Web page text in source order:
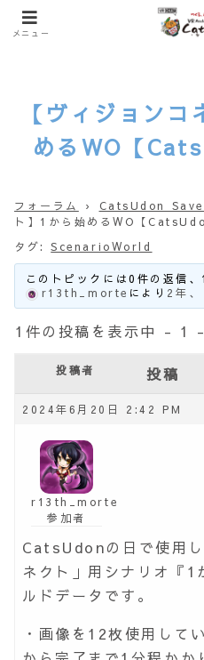
【ヴィジョン
めるWO【
フォーラム › CatsUdon
ト】1から始めるWO【
タグ:ScenarioWorld
このトピックには0件の返信
r13th_morte により 2年
1件の投稿を表示中 - 1
投稿者 投稿
2024年6月20日 2:42 PM
r13th_morte
参加者
CatsUdonの日で使用
ネクト」用シナリオ『1
ルドデータです。
・画像を12枚使用して
メニュー